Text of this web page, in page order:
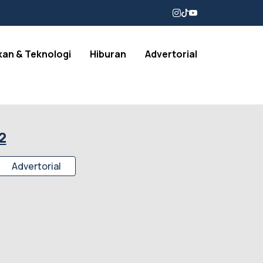
& Teknologi Hiburan Advertorial
Advertorial